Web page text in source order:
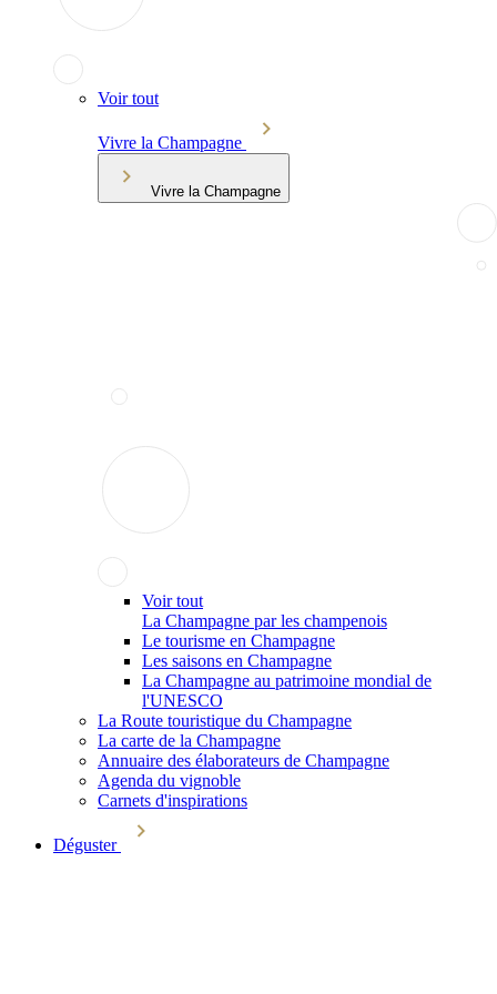
Voir tout
Vivre la Champagne
Vivre la Champagne
Voir tout
La Champagne par les champenois
Le tourisme en Champagne
Les saisons en Champagne
La Champagne au patrimoine mondial de
l'UNESCO
La Route touristique du Champagne
La carte de la Champagne
Annuaire des élaborateurs de Champagne
Agenda du vignoble
Carnets d'inspirations
Déguster